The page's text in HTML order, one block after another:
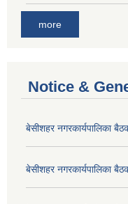
more
Notice &
बे‍‍सीशहर नगरकार्यपालिका
बे‍‍सीशहर नगरकार्यपालिका